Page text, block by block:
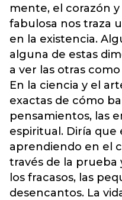
mente, el corazón
fabulosa nos traza
en la existencia.
alguna de estas
a ver las otras
En la ciencia y el
exactas de cómo
pensamientos, las
espiritual. Diría que
aprendiendo en el
través de la prueba
los fracasos, las
desencantos. La